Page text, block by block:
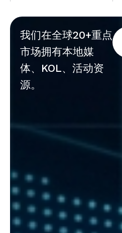
我们在全球20+重点
市场拥有本地媒
体、KOL、活动资
源。